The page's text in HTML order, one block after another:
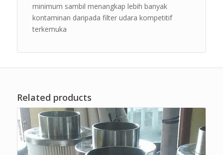
minimum sambil menangkap lebih banyak
kontaminan daripada filter udara kompetitif
terkemuka
Related products